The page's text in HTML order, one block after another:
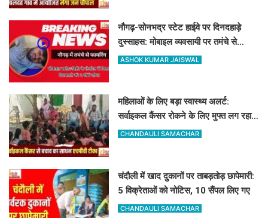
नौगढ़-सोनभद्र स्टेट हाईवे पर दिनदहाड़े
दुस्साहस: मोबाइल व्यवसायी पर तमंचे से
फायरिंग, हाथ में लगी गोली
ASHOK KUMAR JAISWAL
महिलाओं के लिए बड़ा स्वास्थ्य अलर्ट:
सर्वाइकल कैंसर रोकने के लिए मुफ्त लग रहा
HPV का टीका
CHANDAULI SAMACHAR
चंदौली में खाद दुकानों पर ताबड़तोड़ छापेमारी:
5 विक्रेताओं को नोटिस, 10 सैंपल लिए गए
CHANDAULI SAMACHAR